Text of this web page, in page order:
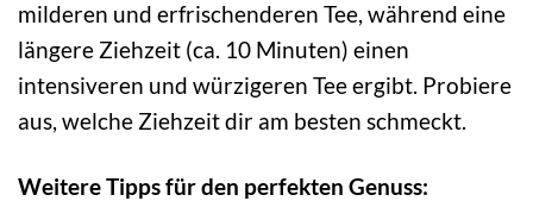
milderen und erfrischenderen Tee, während eine
längere Ziehzeit (ca. 10 Minuten) einen
intensiveren und würzigeren Tee ergibt. Probiere
aus, welche Ziehzeit dir am besten schmeckt.
Weitere Tipps für den perfekten Genuss: